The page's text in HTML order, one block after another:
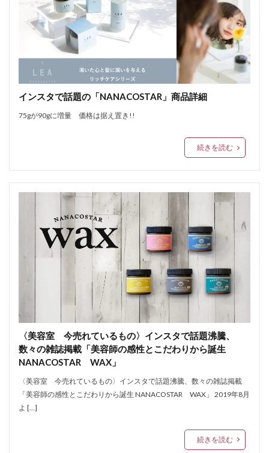
インスタで話題の「NANACOSTAR」商品詳細
75gが90gに増量 価格は据え置き!!
続きを読む
〈美容室 今売れているもの〉インスタで話題沸騰、
数々の雑誌掲載「美容師の感性とこだわりから誕生
NANACOSTAR WAX」
〈美容室 今売れているもの〉インスタで話題沸騰、数々の雑誌掲載
「美容師の感性とこだわりから誕生 NANACOSTAR WAX」 2019年8月
よ […]
続きを読む